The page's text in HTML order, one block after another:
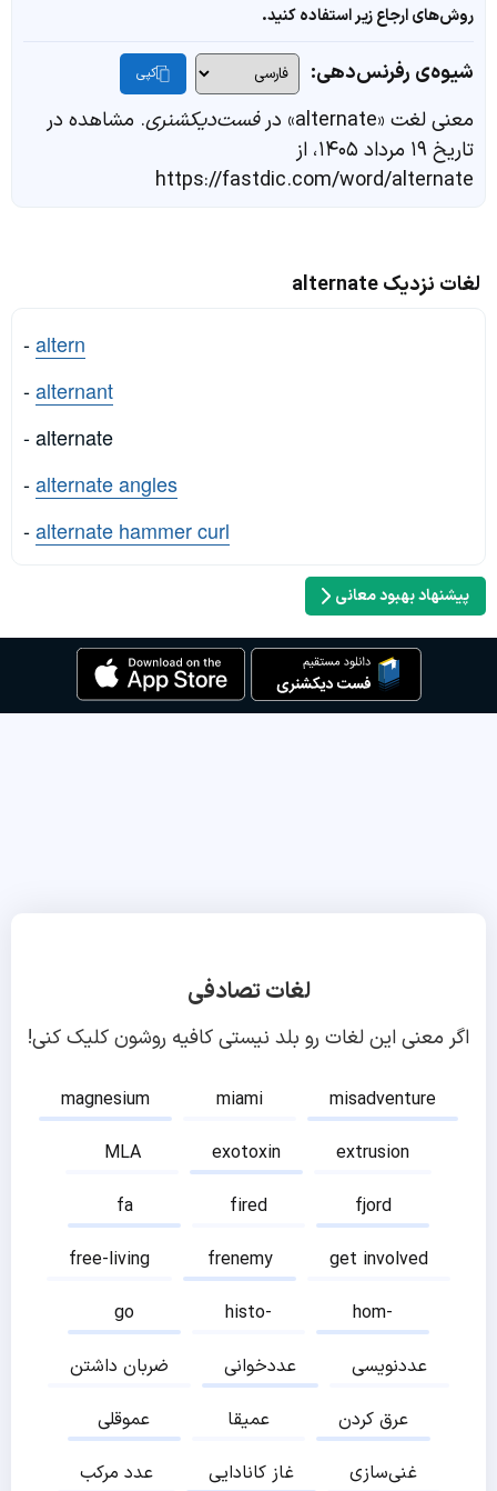
روش‌های ارجاع زیر استفاده کنید.
شیوه‌ی رفرنس‌دهی: کپی
معنی لغت «alternate» در فست‌دیکشنری. مشاهده در
تاریخ ۱۹ مرداد ۱۴۰۵، از
https://fastdic.com/word/alternate
لغات نزدیک alternate
-altern
-alternant
- alternate
-alternate angles
-alternate hammer curl
پیشنهاد بهبود معانی
لغات تصادفی
اگر معنی این لغات رو بلد نیستی کافیه روشون کلیک کنی!
magnesium miami
misadventure
MLA
exotoxin
extrusion
fa
fired
fjord
free-living
frenemy
get involved
go
histo-
hom-
ضربان داشتن
عددخوانی
عددنویسی
عموقلی
عمیقا
عرق کردن
عدد مرکب
غاز کانادایی
غنی‌سازی